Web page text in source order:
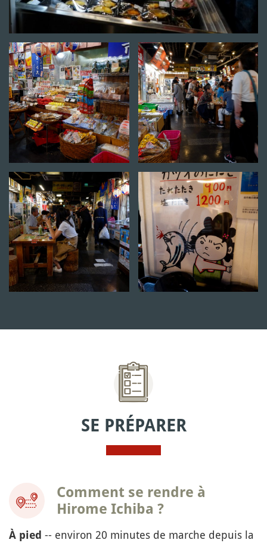
SE PRÉPARER
Comment se rendre à
Hirome Ichiba ?
À pied -- environ 20 minutes de marche depuis la